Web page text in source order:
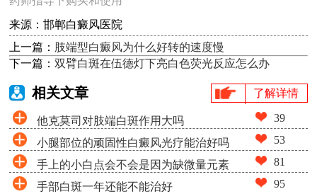
来源：邯郸白癜风医院
上一篇： 肢端型白癜风为什么好转的速度慢
下一篇：双臂白斑在伍德灯下亮白色荧光反应怎么办
相关文章 了解详情
他克莫司对肢端白斑作用大吗 39
小腿部位的顽固性白癜风光疗能治好吗 53
手上的小白点会不会是因为缺微量元素
引起的
81
手部白斑一年还能不能治好 95